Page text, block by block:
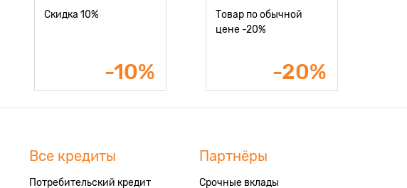
Скидка 10%
-10%
Товар по обычной
цене -20%
-20%
Все кредиты
Потребительский кредит
Партнёры
Срочные вклады